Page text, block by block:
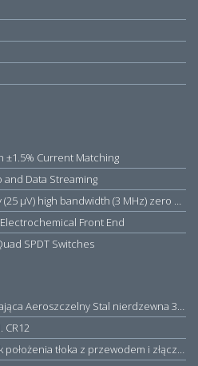
±1.5% Current Matching
and Data Streaming
TSZ182IST Very high accuracy (25 µV) high bandwidth (3 MHz) zero drift 5 V operational amplifiers
Front End
SPDT Switches
RS PRO Nakrętka zabezpieczająca Aeroszczelny Stal nierdzewna 316 Zwykłe
CR12
CE3M8P W0952029394 Czujnik położenia tłoka z przewodem i złączem M8, PNP NO, 10...30VDC, 100mA, METALWORK, METAL WORK jak MZT1-0